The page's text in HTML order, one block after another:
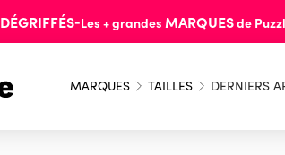
DÉGRIFFÉS-Les + grandes MARQUESde
MARQUES TAILLES DERNIERS